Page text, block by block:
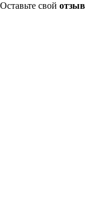
Оставьте свой отзыв